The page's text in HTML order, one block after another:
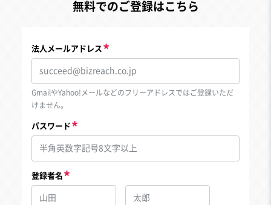
無料でのご登録はこちら
法人メールアドレス
GmailやYahoo!メールなどのフリーアドレスではご登録いただ
けません。
パスワード
登録者名